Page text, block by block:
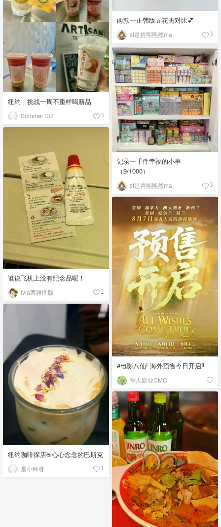
两款一正韩版五花肉对比💕
st是哲熙熙然ma 3
纽约｜挑战一周不重样喝新品
Summer132 3
记录一千件幸福的小事
（9/1000）
st是哲熙熙然ma 3
谁说飞机上没有纪念品呢！
ivia西雅图版 2
#电影八仙! 海外预售今日开启‼️
华人影业CMC
纽约咖啡探店☕️心心念念的巴斯克
是小钟呀_ 1